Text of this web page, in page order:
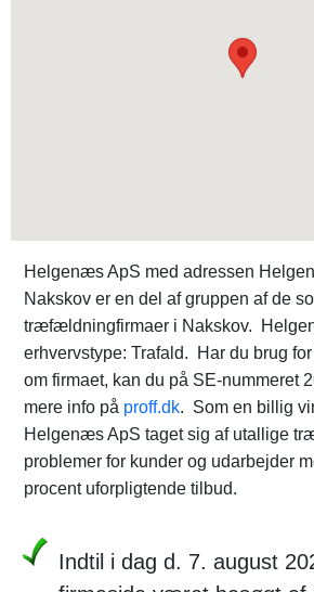
Helgenæs ApS med adressen
Nakskov er en del af gruppen af de
træfældningfirmaer i Nakskov.
erhvervstype: Trafald. Har du brug
om firmaet, kan du på SE-nummeret
mere info på proff.dk. Som en billig
Helgenæs ApS taget sig af utallige
problemer for kunder og udarbejder
procent uforpligtende tilbud.
Indtil i dag d. 7. august